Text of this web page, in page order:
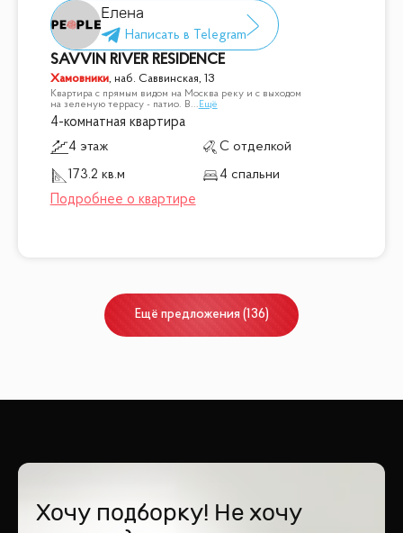
Елена
SAVVIN RIVER RESIDENCE
Хамовники, наб. Саввинская, 13
Квартира с прямым видом на Москва реку и с выходом
на зеленую террасу - патио. В... Ещё
4-комнатная квартира
4 этаж
С отделкой
173.2 кв.м
4 спальни
Ещё предложения (136)
Хочу подборку! Не хочу